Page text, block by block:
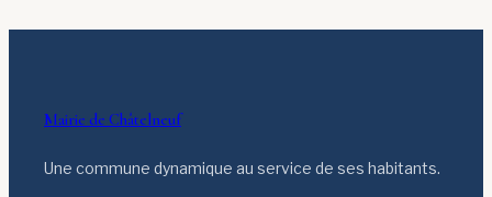
Mairie de Châtelneuf
Une commune dynamique au service de ses habitants.